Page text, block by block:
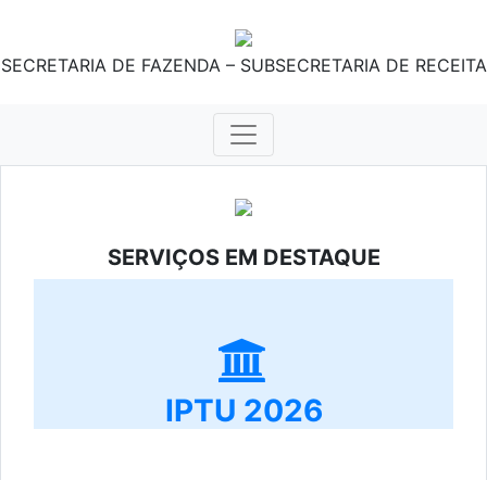
SECRETARIA DE FAZENDA – SUBSECRETARIA DE RECEITA
SERVIÇOS EM DESTAQUE
IPTU 2026